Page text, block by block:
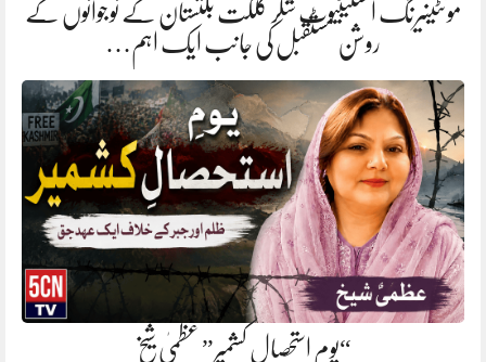
مونٹینیرنگ انسٹیٹیوٹ شگر گلگت بلتستان کے نوجوانوں کے
روشن مستقبل کی جانب ایک اہم…
“یومِ استحصالِ کشمیر” عظمیٰ شیخ